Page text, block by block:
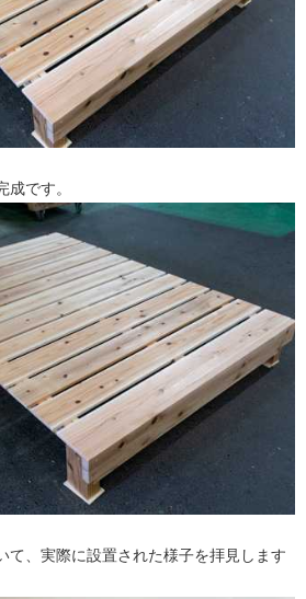
です。
て、実際に設置された様子を拝見します